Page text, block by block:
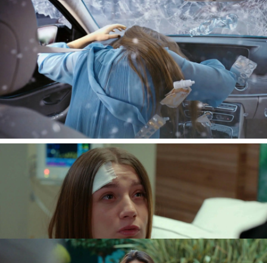
Hakan estádecidido a terminar con Nazim.No
sólo es un peligro para su matrimonio, pues
Nehir sigue enamorada de él, sino que además
tiene planes de casarse con su propia hermana y
eso no lo puede permitir. Hakan cree que lo hace
para vengarse y no sabe cómo quitárselo de
encima. Así que recurre a su vieja escuela y
ordena a sus hombres que se encarguen de él
para que nunca más le pueda molestar. S
us
hombres han manipulado el coche de Nazim
para que sufra un accidente y librarse de él.
Pero con lo que Hakan no contaba es que sería
su propia hermana la que conduciría el coche
porque tenía el suyo en el taller y Nazim se lo ha
dejado. Hakan escucha por teléfono con angustia
cómo su hermana es la víctima de una accidente
que tenía pensado para Nazim.